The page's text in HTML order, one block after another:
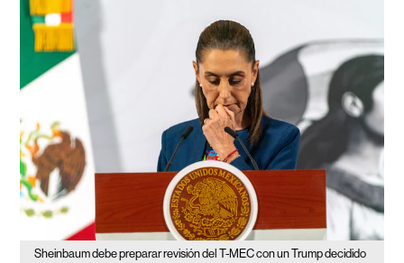
Sheinbaum debe preparar revisión del T-MEC con un Trump decidido